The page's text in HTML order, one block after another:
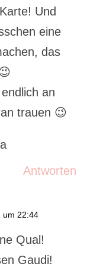
Und
eine
das
an
trauen 😉
Antworten
um 22:44
Qual!
Gaudi!